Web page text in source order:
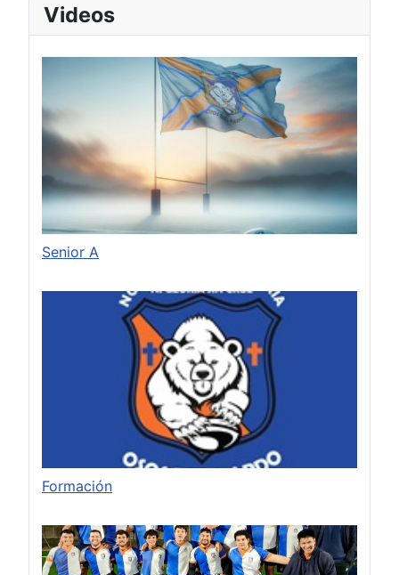
Videos
Senior A
Formación